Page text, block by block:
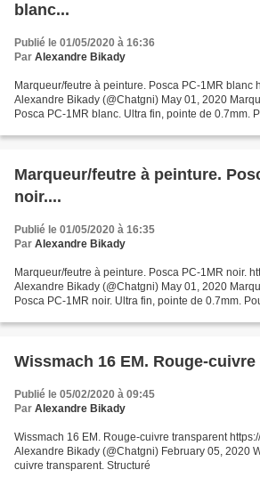
blanc...
Publié le 01/05/2020 à 16:36
Par Alexandre Bikady
Marqueur/feutre à peinture. Posca PC-1MR blanc
Alexandre Bikady (@Chatgni) May 01, 2020
Posca PC-1MR blanc. Ultra fin, pointe de 0.7mm.
Marqueur/feutre à peinture.
noir....
Publié le 01/05/2020 à 16:35
Par Alexandre Bikady
Marqueur/feutre à peinture. Posca PC-1MR noir.
Alexandre Bikady (@Chatgni) May 01, 2020
Posca PC-1MR noir. Ultra fin, pointe de 0.7mm.
Wissmach 16 EM. Rouge-
Publié le 05/02/2020 à 09:45
Par Alexandre Bikady
Wissmach 16 EM. Rouge-cuivre transparent
Alexandre Bikady (@Chatgni) February 05, 2020
cuivre transparent. Structuré